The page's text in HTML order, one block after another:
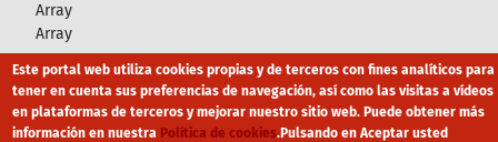
Array
Array
Footer Canal Ético eduroam Mapa Web
Política privacidad Política de cookies Aviso legal
Este portal web utiliza cookies propias y de terceros con fines analíticos para
tener en cuenta sus preferencias de navegación, así como las visitas a vídeos
en plataformas de terceros y mejorar nuestro sitio web. Puede obtener más
información en nuestra Política de cookies.Pulsando en Aceptar usted